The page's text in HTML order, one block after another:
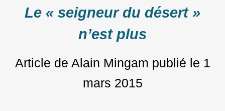
Le « seigneur du désert »
n’est plus
Article de Alain Mingam publié le 1
mars 2015